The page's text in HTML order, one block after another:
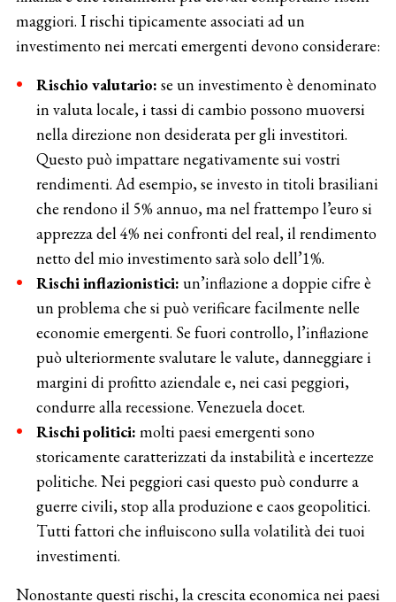
maggiori. I rischi tipicamente associati ad un
investimento nei mercati emergenti devono considerare:
Rischio valutario: se un investimento è denominato
in valuta locale, i tassi di cambio possono muoversi
nella direzione non desiderata per gli investitori.
Questo può impattare negativamente sui vostri
rendimenti. Ad esempio, se investo in titoli brasiliani
che rendono il 5% annuo, ma nel frattempo l’euro si
apprezza del 4% nei confronti del real, il rendimento
netto del mio investimento sarà solo dell’1%.
Rischi inflazionistici: un’inflazione a doppie cifre è
un problema che si può verificare facilmente nelle
economie emergenti. Se fuori controllo, l’inflazione
può ulteriormente svalutare le valute, danneggiare i
margini di profitto aziendale e, nei casi peggiori,
condurre alla recessione. Venezuela docet.
Rischi politici: molti paesi emergenti sono
storicamente caratterizzati da instabilità e incertezze
politiche. Nei peggiori casi questo può condurre a
guerre civili, stop alla produzione e caos geopolitici.
Tutti fattori che influiscono sulla volatilità dei tuoi
investimenti.
Nonostante questi rischi, la crescita economica nei paesi